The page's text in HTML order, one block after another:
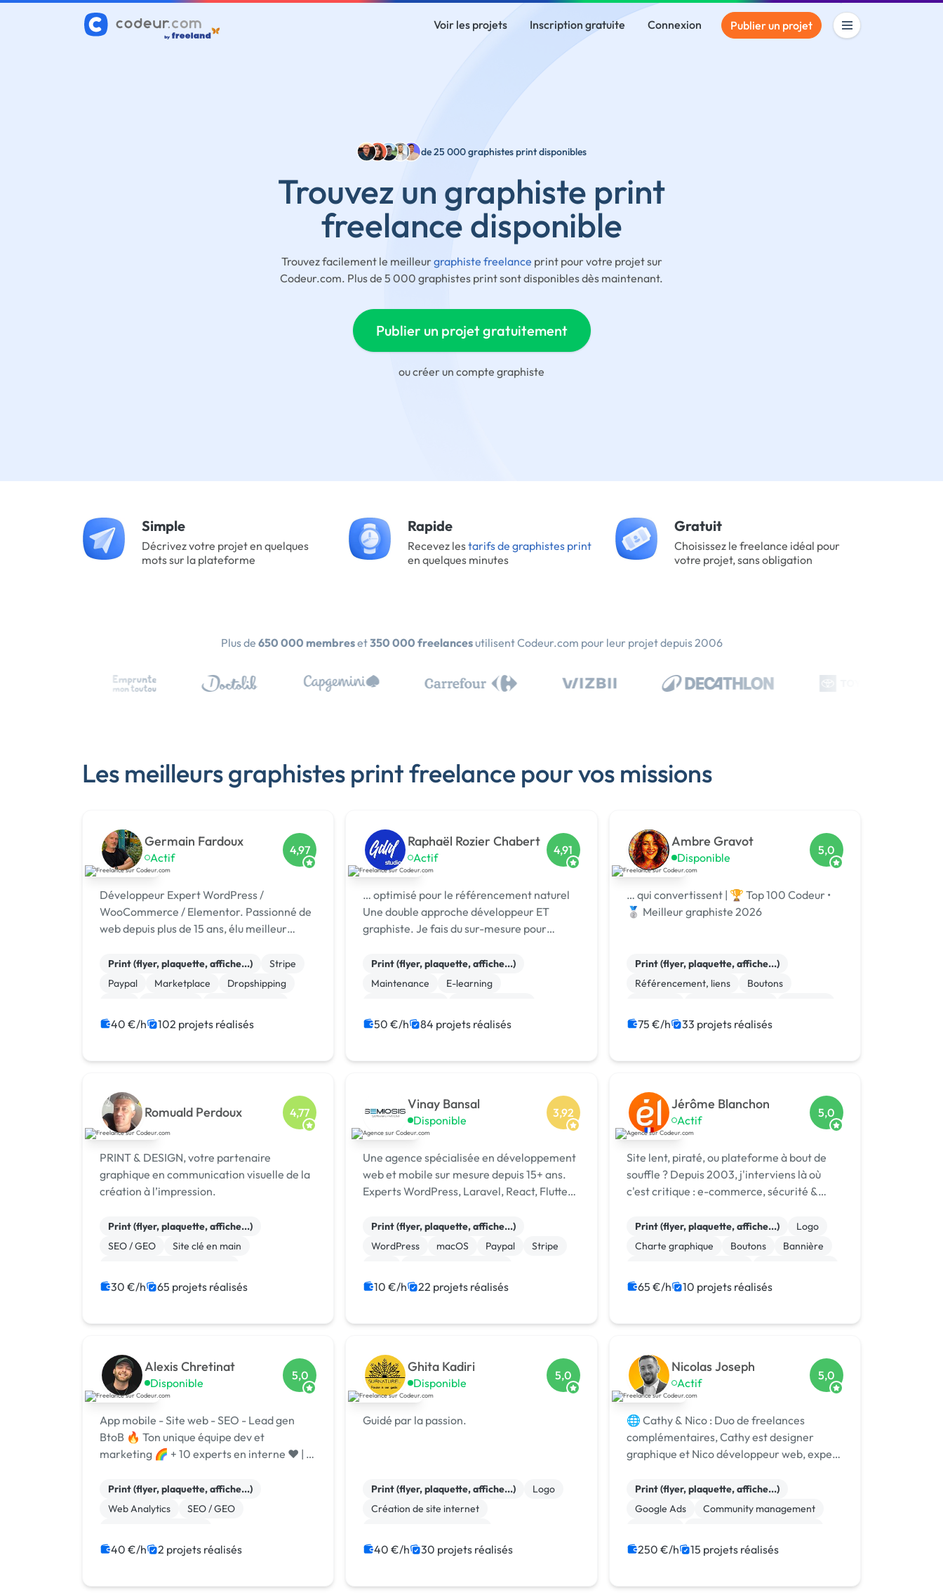
Voir les projets Inscription gratuite Connexion Publier un projet
de 25 000 graphistes print disponibles
Trouvez un graphiste print
freelance disponible
Trouvez facilement le meilleurgraphiste freelance print pour votre projet sur
Codeur.com. Plus de 5 000 graphistes print sont disponibles dès maintenant.
Publier un projet gratuitement
oucréer un compte graphiste
Simple
Décrivez votre projet en quelques
mots sur la plateforme
Rapide
Recevez lestarifs de graphistes print
en quelques minutes
Gratuit
Choisissez le freelance idéal pour
votre projet, sans obligation
Plus de 650 000 membreset350 000 freelancesutilisent Codeur.com pour leur projet depuis 2006
Les meilleurs graphistes print freelance pour vos missions
Germain Fardoux
Actif
4,97
Développeur Expert WordPress /
WooCommerce / Elementor. Passionné de
web depuis plus de 15 ans, élu meilleur
Print (flyer, plaquette, affiche...)
Stripe
Paypal
Marketplace
Dropshipping
Système de paiement
Charte graphique
40 €/h 102 projets réalisés
Raphaël Rozier Chabert
Actif
4,91
… optimisé pour le référencement naturel
Une double approche développeur ET
graphiste. Je fais du sur-mesure pour
Print (flyer, plaquette, affiche...)
Maintenance
E-learning
Full-stack
Paypal
Front-end
50 €/h 84 projets réalisés
Ambre Gravot
Disponible
5,0
… qui convertissent | 🏆 Top 100 Codeur •
🥈 Meilleur graphiste 2026
Print (flyer, plaquette, affiche...)
Référencement, liens
Boutons
Visual Basic
JavaScript
Front-end
75 €/h 33 projets réalisés
Romuald Perdoux 4,77
PRINT & DESIGN, votre partenaire
graphique en communication visuelle de la
création à l’impression.
Print (flyer, plaquette, affiche...)
SEO / GEO
Site clé en main
Gestion site web
Admin système, sécurité
Paypal
Animation 3D
30 €/h 65 projets réalisés
Vinay Bansal
Disponible
3,92
Une agence spécialisée en développement
web et mobile sur mesure depuis 15+ ans.
Experts WordPress, Laravel, React, Flutter,
pays. [URL MASQUÉE]
Print (flyer, plaquette, affiche...)
WordPress
macOS Paypal
Stripe
Landing page
Rédaction
10 €/h 22 projets réalisés
Jérôme Blanchon
Actif
5,0
Site lent, piraté, ou plateforme à bout de
souffle ? Depuis 2003, j'interviens là où
c'est critique : e-commerce, sécurité &
développement sur mesure.
Print (flyer, plaquette, affiche...)
Logo
Charte graphique
Boutons
Bannière
SaaS
Modules et composants
65 €/h 10 projets réalisés
Alexis Chretinat
Disponible
5,0
App mobile - Site web - SEO - Lead gen
BtoB 🔥 Ton unique équipe dev et
marketing 🌈 + 10 experts en interne ❤️ | +
l'agence Easyweb est experte en création
de sites
Print (flyer, plaquette, affiche...)
Web Analytics
SEO / GEO
Campagne display avec bannières
Shopify
Marketplace
40 €/h 2 projets réalisés
Ghita Kadiri
Disponible
5,0
Guidé par la passion.
Print (flyer, plaquette, affiche...)
Logo
Création de site internet
Site E-commerce
Charte graphique
Rédaction
40 €/h 30 projets réalisés
Nicolas Joseph
Actif
5,0
🌐 Cathy & Nico : Duo de freelances
complémentaires, Cathy est designer
graphique et Nico développeur web, expert
Print (flyer, plaquette, affiche...)
Google Ads
Community management
Landing page
WooCommerce
250 €/h 15 projets réalisés